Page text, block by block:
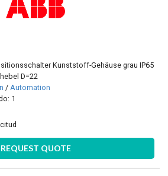
Kunststoff-Gehäuse grau IP65
D=22
/ Automation
1
REQUEST QUOTE